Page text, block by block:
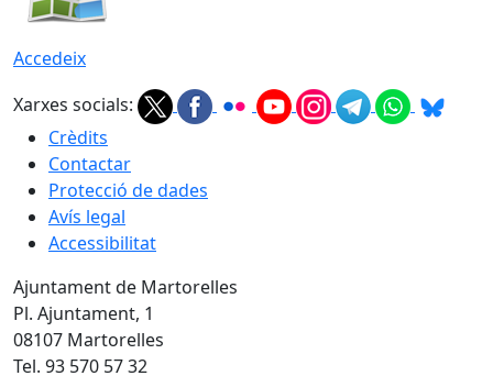
Accedeix
Xarxes socials:
Crèdits
Contactar
Protecció de dades
Avís legal
Accessibilitat
Ajuntament de Martorelles
Pl. Ajuntament, 1
08107 Martorelles
Tel. 93 570 57 32